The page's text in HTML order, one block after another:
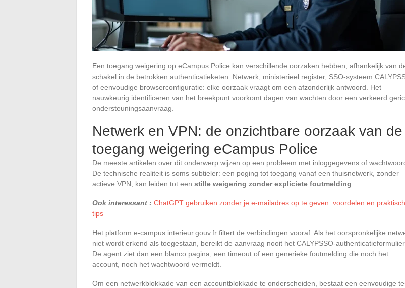
Een toegang weigering op eCampus Police kan verschillende oorzaken hebben, afhankelijk van
schakel in de betrokken authenticatieketen. Netwerk, ministerieel register, SSO-systeem
of eenvoudige browserconfiguratie: elke oorzaak vraagt om een afzonderlijk antwoord. Het
nauwkeurig identificeren van het breekpunt voorkomt dagen van wachten door een verkeerd
ondersteuningsaanvraag.
Netwerk en VPN: de onzichtbare oorzaak van de
toegang weigering eCampus Police
De meeste artikelen over dit onderwerp wijzen op een probleem met inloggegevens of
De technische realiteit is soms subtieler: een poging tot toegang vanaf een thuisnetwerk, zonder
actieve VPN, kan leiden tot een stille weigering zonder expliciete foutmelding
Ook interessant : ChatGPT gebruiken zonder je e-mailadres op te geven: voordelen en
tips
Het platform e-campus.interieur.gouv.fr filtert de verbindingen vooraf. Als het oorspronkelijke
niet wordt erkend als toegestaan, bereikt de aanvraag nooit het CALYPSSO-authenticatieformulier.
De agent ziet dan een blanco pagina, een timeout of een generieke foutmelding die noch het
account, noch het wachtwoord vermeldt.
Om een netwerkblokkade van een accountblokkade te onderscheiden, bestaat een eenvoudige